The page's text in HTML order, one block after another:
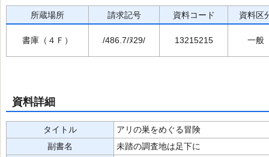
所蔵場所 請求記号 資料コード 資料区
書庫（４Ｆ） /486.7/ﾇ29/ 13215215 一般
資料詳細
タイトル
アリの巣をめぐる冒険
副書名
未踏の調査地は足下に